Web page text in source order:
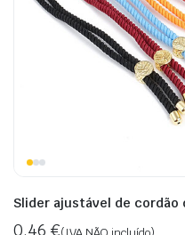
Slider ajustável de cordão
0,46 €